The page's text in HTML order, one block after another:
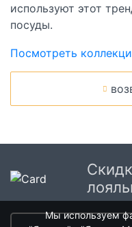
используют этот
посуды.
Посмотреть
Мы используем